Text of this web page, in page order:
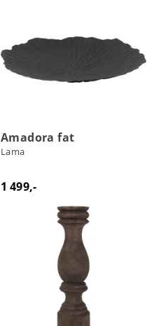
Amadora fat
Lama
1 499,-